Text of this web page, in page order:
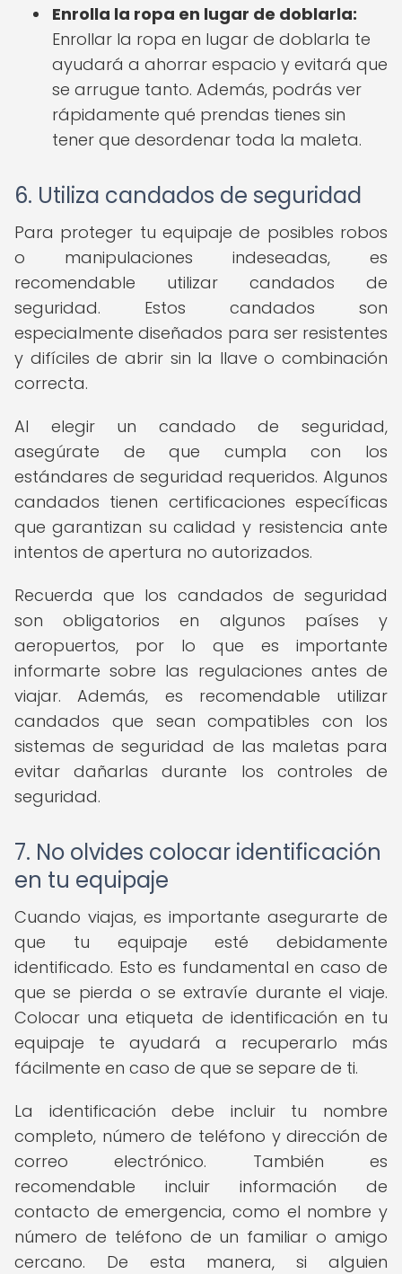
Enrolla la ropa en lugar de doblarla:
Enrollar la ropa en lugar de doblarla te
ayudará a ahorrar espacio y evitará que
se arrugue tanto. Además, podrás ver
rápidamente qué prendas tienes sin
tener que desordenar toda la maleta.
6. Utiliza candados de seguridad
Para proteger tu equipaje de posibles robos
o manipulaciones indeseadas, es
recomendable utilizar candados de
seguridad. Estos candados son
especialmente diseñados para ser resistentes
y difíciles de abrir sin la llave o combinación
correcta.
Al elegir un candado de seguridad,
asegúrate de que cumpla con los
estándares de seguridad requeridos. Algunos
candados tienen certificaciones específicas
que garantizan su calidad y resistencia ante
intentos de apertura no autorizados.
Recuerda que los candados de seguridad
son obligatorios en algunos países y
aeropuertos, por lo que es importante
informarte sobre las regulaciones antes de
viajar. Además, es recomendable utilizar
candados que sean compatibles con los
sistemas de seguridad de las maletas para
evitar dañarlas durante los controles de
seguridad.
7. No olvides colocar identificación
en tu equipaje
Cuando viajas, es importante asegurarte de
que tu equipaje esté debidamente
identificado. Esto es fundamental en caso de
que se pierda o se extravíe durante el viaje.
Colocar una etiqueta de identificación en tu
equipaje te ayudará a recuperarlo más
fácilmente en caso de que se separe de ti.
La identificación debe incluir tu nombre
completo, número de teléfono y dirección de
correo electrónico. También es
recomendable incluir información de
contacto de emergencia, como el nombre y
número de teléfono de un familiar o amigo
cercano. De esta manera, si alguien